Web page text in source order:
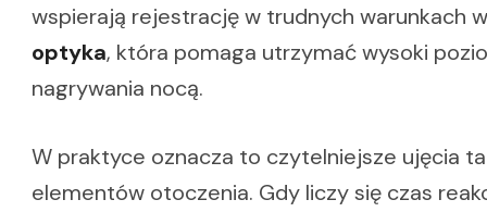
wspierają rejestrację w trudnych warunkach
optyka, która pomaga utrzymać wysoki
nagrywania nocą.
W praktyce oznacza to czytelniejsze ujęcia
elementów otoczenia. Gdy liczy się czas